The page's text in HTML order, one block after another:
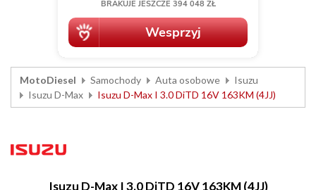
MotoDiesel Samochody Auta osobowe
Isuzu
Isuzu D-Max
Isuzu D-Max I 3.0 DiTD 16V 163KM (4JJ)
Isuzu D-Max I 3.0 DiTD 16V 163KM (4JJ)